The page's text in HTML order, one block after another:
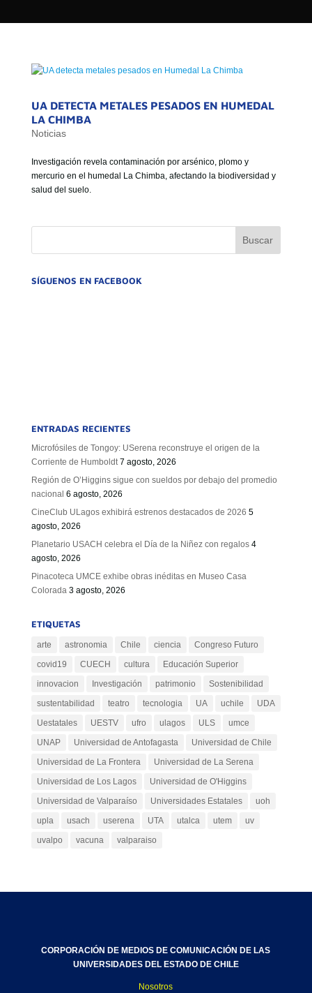
UA DETECTA METALES PESADOS EN HUMEDAL
LA CHIMBA
Noticias
Investigación revela contaminación por arsénico, plomo y
mercurio en el humedal La Chimba, afectando la biodiversidad y
salud del suelo.
SÍGUENOS EN FACEBOOK
ENTRADAS RECIENTES
Microfósiles de Tongoy: USerena reconstruye el origen de la
Corriente de Humboldt 7 agosto, 2026
Región de O’Higgins sigue con sueldos por debajo del promedio
nacional 6 agosto, 2026
CineClub ULagos exhibirá estrenos destacados de 2026 5
agosto, 2026
Planetario USACH celebra el Día de la Niñez con regalos 4
agosto, 2026
Pinacoteca UMCE exhibe obras inéditas en Museo Casa
Colorada 3 agosto, 2026
ETIQUETAS
arte astronomia Chile ciencia
Congreso Futuro
covid19
CUECH cultura
Educación Superior
innovacion
Investigación patrimonio
Sostenibilidad
sustentabilidad
teatro tecnologia UA uchile
UDA
Uestatales
UESTV ufro ulagos ULS
umce
UNAP
Universidad de Antofagasta
Universidad de Chile
Universidad de La Frontera
Universidad de La Serena
Universidad de Los Lagos
Universidad de O'Higgins
Universidad de Valparaíso
Universidades Estatales
uoh
upla
usach userena UTA utalca utem
uv
uvalpo
vacuna valparaiso
CORPORACIÓN DE MEDIOS DE COMUNICACIÓN DE LAS
UNIVERSIDADES DEL ESTADO DE CHILE
Nosotros